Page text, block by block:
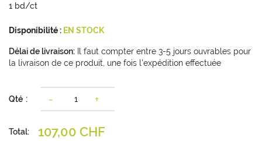
1 bd/ct
Disponibilité : EN STOCK
Délai de livraison: Il faut compter entre 3-5 jours ouvrables pour
la livraison de ce produit, une fois l'expédition effectuée
Qté +
-
Total: 107,00 CHF